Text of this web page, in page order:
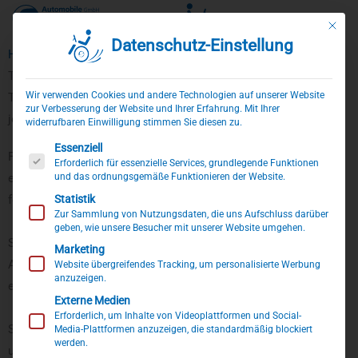
Zum
Inhalt
springen
Home Produkte»Einstiegshilfen»Trittstufe
Trittstufen zum leichten Ein- und Ausstieg
Trittstufen in ganz unterschiedlichen Ausführungen für fast
jedes Fahrzeug.
Für einen leichten Ein- und Ausstieg in höhere Wagen wird
eine elektrisch oder mechanisch herausfahrbare oder
zusätzliche Trittstufe
Sei es z.B. für Menschen mit Kleinwuchs, mit
Altersbeschwerden, Kindern mit Handicap oder nach
einem Unfall, unsere Trittstufen bieten Sicherheit.
So können Sie den Höhenunterschied zwischen Straße
und Wagen stufenweise überwinden. Die Stufen sind an
Mit
Datenschutz-Einstellung
Wir verwenden Cookies und andere Technologien auf unserer Website
zur Verbesserung der Website und Ihrer Erfahrung. Mit Ihrer
widerrufbaren Einwilligung stimmen Sie diesen zu.
Es folgt eine Liste der Service-Gruppen, für die eine
Essenziell
Erforderlich für essenzielle Services, grundlegende Funktionen
und das ordnungsgemäße Funktionieren der Website.
Statistik
Zur Sammlung von Nutzungsdaten, die uns Aufschluss darüber
geben, wie unsere Besucher mit unserer Website umgehen.
Marketing
Website übergreifendes Tracking, um personalisierte Werbung
anzuzeigen.
Externe Medien
Erforderlich, um Inhalte von Videoplattformen und Social-
Media-Plattformen anzuzeigen, die standardmäßig blockiert
werden.